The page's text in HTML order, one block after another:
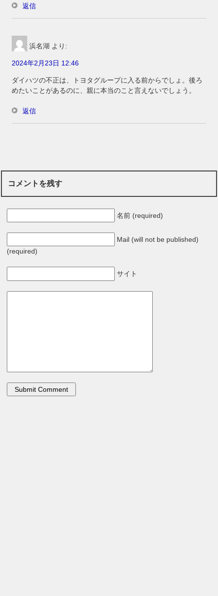
返信
浜名湖 より:
2024年2月23日 12:46
ダイハツの不正は、トヨタグループに入る前からでしょ。後ろ
めたいことがあるのに、親に本当のこと言えないでしょう。
返信
コメントを残す
名前 (required)
Mail (will not be published)
(required)
サイト